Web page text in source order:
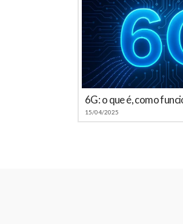
15/04/2025